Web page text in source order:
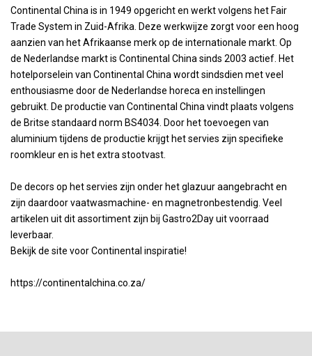
Continental China is in 1949 opgericht en werkt volgens het Fair
Trade System in Zuid-Afrika. Deze werkwijze zorgt voor een hoog
aanzien van het Afrikaanse merk op de internationale markt. Op
de Nederlandse markt is Continental China sinds 2003 actief. Het
hotelporselein van Continental China wordt sindsdien met veel
enthousiasme door de Nederlandse horeca en instellingen
gebruikt. De productie van Continental China vindt plaats volgens
de Britse standaard norm BS4034. Door het toevoegen van
aluminium tijdens de productie krijgt het servies zijn specifieke
roomkleur en is het extra stootvast.
De decors op het servies zijn onder het glazuur aangebracht en
zijn daardoor vaatwasmachine- en magnetronbestendig. Veel
artikelen uit dit assortiment zijn bij Gastro2Day uit voorraad
leverbaar.
Bekijk de site voor Continental inspiratie!
https://continentalchina.co.za/